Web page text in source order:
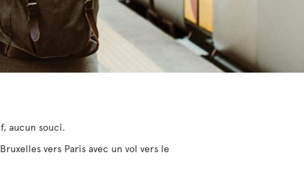
aucun souci.
vers Paris avec un vol vers le